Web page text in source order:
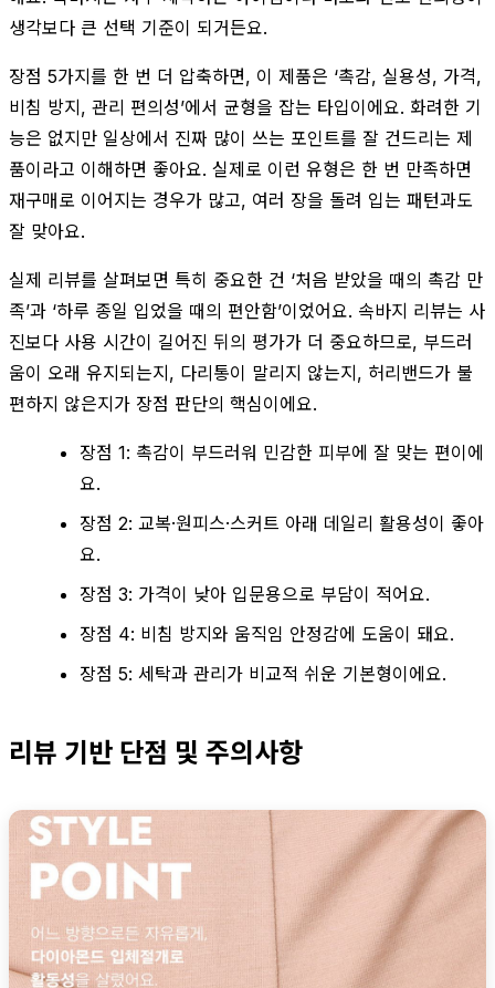
생각보다 큰 선택 기준이 되거든요.
장점 5가지를 한 번 더 압축하면, 이 제품은 ‘촉감, 실용성, 가격,
비침 방지, 관리 편의성’에서 균형을 잡는 타입이에요. 화려한 기
능은 없지만 일상에서 진짜 많이 쓰는 포인트를 잘 건드리는 제
품이라고 이해하면 좋아요. 실제로 이런 유형은 한 번 만족하면
재구매로 이어지는 경우가 많고, 여러 장을 돌려 입는 패턴과도
잘 맞아요.
실제 리뷰를 살펴보면 특히 중요한 건 ‘처음 받았을 때의 촉감 만
족’과 ‘하루 종일 입었을 때의 편안함’이었어요. 속바지 리뷰는 사
진보다 사용 시간이 길어진 뒤의 평가가 더 중요하므로, 부드러
움이 오래 유지되는지, 다리통이 말리지 않는지, 허리밴드가 불
편하지 않은지가 장점 판단의 핵심이에요.
장점 1: 촉감이 부드러워 민감한 피부에 잘 맞는 편이에
요.
장점 2: 교복·원피스·스커트 아래 데일리 활용성이 좋아
요.
장점 3: 가격이 낮아 입문용으로 부담이 적어요.
장점 4: 비침 방지와 움직임 안정감에 도움이 돼요.
장점 5: 세탁과 관리가 비교적 쉬운 기본형이에요.
리뷰 기반 단점 및 주의사항